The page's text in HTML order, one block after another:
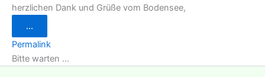
herzlichen Dank und Grüße vom Bodensee,
...
Metabox
ein-/ausblenden.
Permalink
Bitte warten …